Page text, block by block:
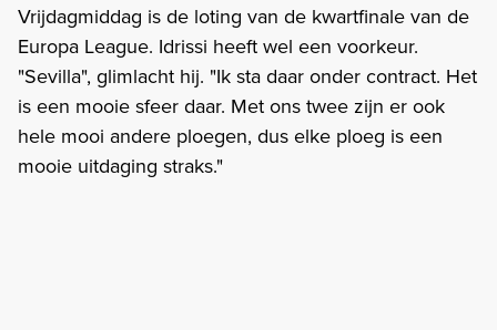
Vrijdagmiddag is de loting van de kwartfinale van de
Europa League. Idrissi heeft wel een voorkeur.
"Sevilla", glimlacht hij. "Ik sta daar onder contract. Het
is een mooie sfeer daar. Met ons twee zijn er ook
hele mooi andere ploegen, dus elke ploeg is een
mooie uitdaging straks."